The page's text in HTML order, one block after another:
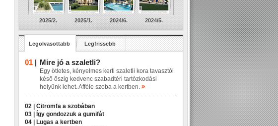
2025/2. 2025/1. 2024/6. 2024/5.
Legolvasottabb Legfrissebb
01 | Mire jó a szaletli?
Egy ötletes, kényelmes kerti szaletli kora tavasztól
késő őszig kedvenc szabadtéri tartózkodási
helyünk lehet. Afféle szoba a kertben. »
02 |
Citromfa a szobában
03 |
Így gondozzuk a gumifát
04 |
Lugas a kertben